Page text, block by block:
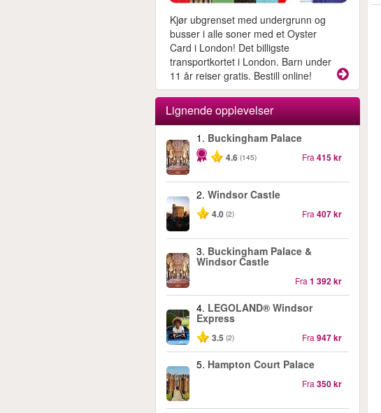
Kjør ubgrenset med undergrunn og
busser i alle soner med et Oyster
Card i London! Det billigste
transportkortet i London. Barn under
11 år reiser gratis. Bestill online!
Lignende opplevelser
1. Buckingham Palace
4.6 (145) Fra 415 kr
2. Windsor Castle
4.0 (2) Fra 407 kr
3. Buckingham Palace &
Windsor Castle
Fra 1 392 kr
4. LEGOLAND® Windsor
Express
3.5 (2) Fra 947 kr
5. Hampton Court Palace
Fra 350 kr